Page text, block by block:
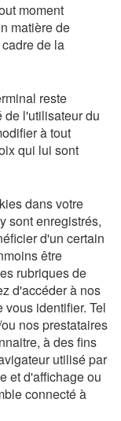
moment
matière de
de la
reste
l'utilisateur du
à tout
qui lui sont
dans votre
sont enregistrés,
d'un certain
être
rubriques de
d'accéder à nos
identifier. Tel
nos prestataires
à des fins
utilisé par
et d'affichage ou
connecté à